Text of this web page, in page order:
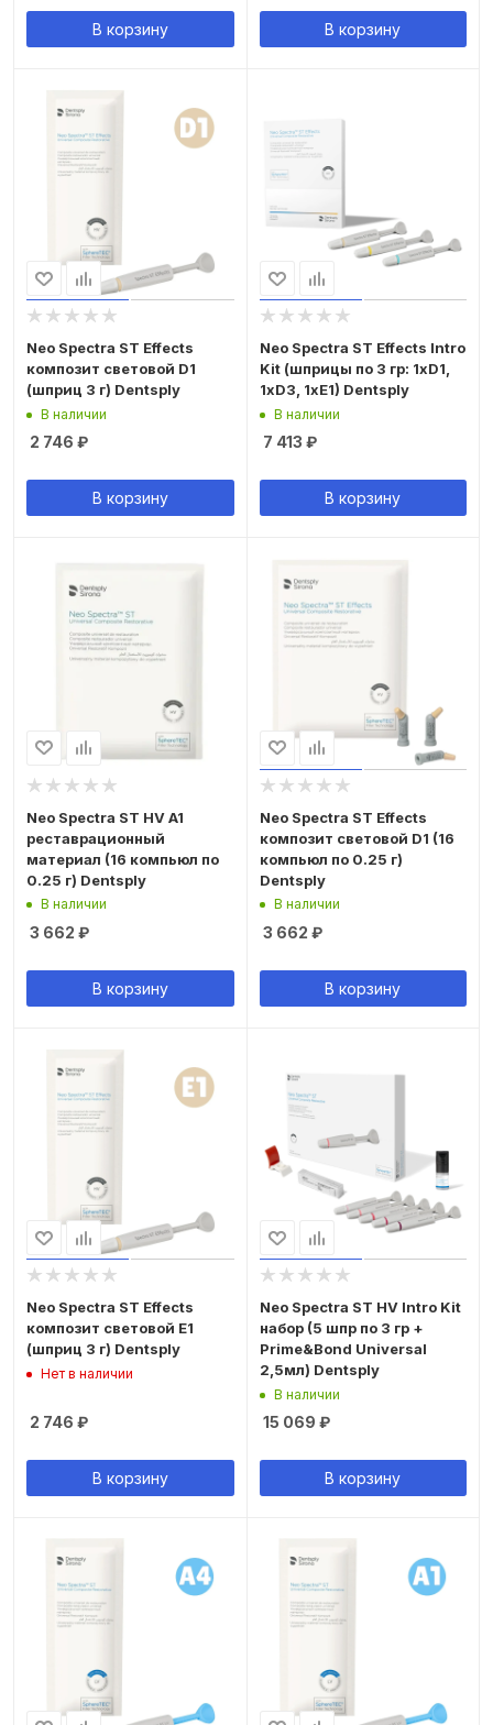
В корзину В корзину
Neo Spectra ST Effects
композит световой D1
(шприц 3 г) Dentsply
В наличии
2 746 ₽
В корзину
Neo Spectra ST Effects Intro
Kit (шприцы по 3 гр: 1xD1,
1хD3, 1xE1) Dentsply
В наличии
7 413 ₽
В корзину
Neo Spectra ST HV A1
реставрационный
материал (16 компьюл по
0.25 г) Dentsply
В наличии
3 662 ₽
В корзину
Neo Spectra ST Effects
композит световой D1 (16
компьюл по 0.25 г)
Dentsply
В наличии
3 662 ₽
В корзину
Neo Spectra ST Effects
композит световой E1
(шприц 3 г) Dentsply
Нет в наличии
2 746 ₽
В корзину
Neo Spectra ST HV Intro Kit
набор (5 шпр по 3 гр +
Prime&Bond Universal
2,5мл) Dentsply
В наличии
15 069 ₽
В корзину